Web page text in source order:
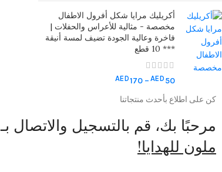
أكريليك مرايا شكل أفرول الاطفال
مخصصة - مثالية للأعراس والحفلات |
فاخرة وعالية الجودة تضيف لمسة أنيقة
*** 10 قطع
AED 50
–
AED170
كن على اطلاع بأحدث منتجاتنا
مرحبًا بك، قم بالتسجيل والاتصال بـ
ملون للهدايا!